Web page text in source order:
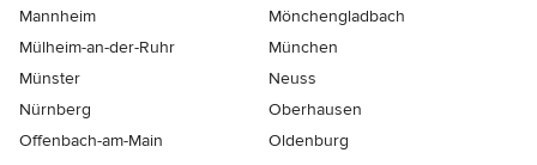
Mannheim
Mönchen­gladbach
Mülheim-an-der-Ruhr
München
Münster
Neuss
Nürnberg
Oberhausen
Offenbach-am-Main
Oldenburg